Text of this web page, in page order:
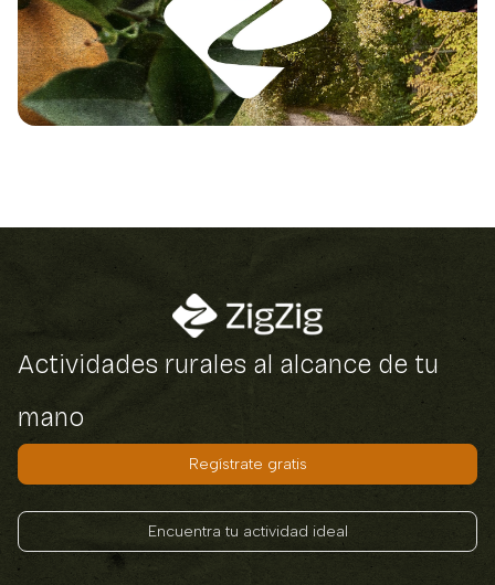
Actividades rurales al alcance de tu
mano
Regístrate gratis
Encuentra tu actividad ideal